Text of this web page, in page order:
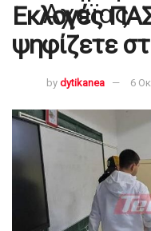
Εκλογές
ψηφίζετε
by dytikanea 6